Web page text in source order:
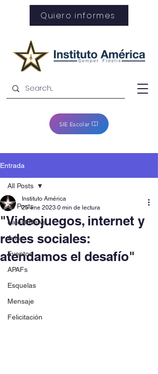
SIE Escolar
Quiero informes
Entrada
All Posts
Latest News
Aviso
Eventos
APAFs
Esquelas
Mensaje
Felicitación
All Posts
"Videojuegos, internet y
redes sociales:
atendamos el desafío"
Instituto América
25 ene 2023 0 min de lectura